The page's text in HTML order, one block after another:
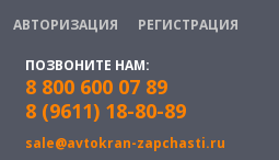
АВТОРИЗАЦИЯ РЕГИСТРАЦИЯ
ПОЗВОНИТЕ НАМ:
8 800 600 07 89
8 (9611) 18-80-89
sale@avtokran-zapchasti.ru